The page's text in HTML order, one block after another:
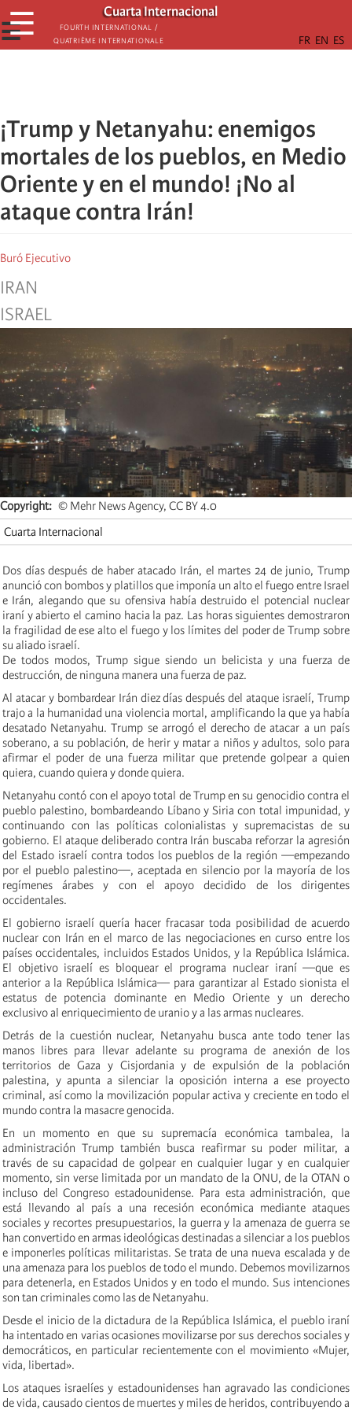
Skip
to
main
Cuarta Internacional
Fourth International /
Quatrième internationale
☰
☰
¡Trump y Netanyahu: enemigos
mortales de los pueblos, en Medio
Oriente y en el mundo! ¡No al
ataque contra Irán!
Buró Ejecutivo
IRAN
ISRAEL
Copyright
© Mehr News Agency, CC BY 4.0
Cuarta Internacional
Dos días después de haber atacado Irán, el martes 24 de junio, Trump
anunció con bombos y platillos que imponía un alto el fuego entre Israel
e Irán, alegando que su ofensiva había destruido el potencial nuclear
iraní y abierto el camino hacia la paz. Las horas siguientes demostraron
la fragilidad de ese alto el fuego y los límites del poder de Trump sobre
su aliado israelí.
De todos modos, Trump sigue siendo un belicista y una fuerza de
destrucción, de ninguna manera una fuerza de paz.
Al atacar y bombardear Irán diez días después del ataque israelí, Trump
trajo a la humanidad una violencia mortal, amplificando la que ya había
desatado Netanyahu. Trump se arrogó el derecho de atacar a un país
soberano, a su población, de herir y matar a niños y adultos, solo para
afirmar el poder de una fuerza militar que pretende golpear a quien
quiera, cuando quiera y donde quiera.
Netanyahu contó con el apoyo total de Trump en su genocidio contra el
pueblo palestino, bombardeando Líbano y Siria con total impunidad, y
continuando con las políticas colonialistas y supremacistas de su
gobierno. El ataque deliberado contra Irán buscaba reforzar la agresión
del Estado israelí contra todos los pueblos de la región —empezando
por el pueblo palestino—, aceptada en silencio por la mayoría de los
regímenes árabes y con el apoyo decidido de los dirigentes
occidentales.
El gobierno israelí quería hacer fracasar toda posibilidad de acuerdo
nuclear con Irán en el marco de las negociaciones en curso entre los
países occidentales, incluidos Estados Unidos, y la República Islámica.
El objetivo israelí es bloquear el programa nuclear iraní —que es
anterior a la República Islámica— para garantizar al Estado sionista el
estatus de potencia dominante en Medio Oriente y un derecho
exclusivo al enriquecimiento de uranio y a las armas nucleares.
Detrás de la cuestión nuclear, Netanyahu busca ante todo tener las
manos libres para llevar adelante su programa de anexión de los
territorios de Gaza y Cisjordania y de expulsión de la población
palestina, y apunta a silenciar la oposición interna a ese proyecto
criminal, así como la movilización popular activa y creciente en todo el
mundo contra la masacre genocida.
En un momento en que su supremacía económica tambalea, la
administración Trump también busca reafirmar su poder militar, a
través de su capacidad de golpear en cualquier lugar y en cualquier
momento, sin verse limitada por un mandato de la ONU, de la OTAN o
incluso del Congreso estadounidense. Para esta administración, que
está llevando al país a una recesión económica mediante ataques
sociales y recortes presupuestarios, la guerra y la amenaza de guerra se
han convertido en armas ideológicas destinadas a silenciar a los pueblos
e imponerles políticas militaristas. Se trata de una nueva escalada y de
una amenaza para los pueblos de todo el mundo. Debemos movilizarnos
para detenerla, en Estados Unidos y en todo el mundo. Sus intenciones
son tan criminales como las de Netanyahu.
Desde el inicio de la dictadura de la República Islámica, el pueblo iraní
ha intentado en varias ocasiones movilizarse por sus derechos sociales y
democráticos, en particular recientemente con el movimiento «Mujer,
vida, libertad».
Los ataques israelíes y estadounidenses han agravado las condiciones
de vida, causado cientos de muertes y miles de heridos, contribuyendo a